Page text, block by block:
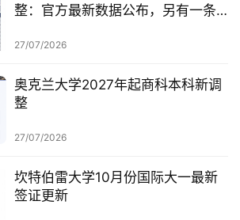
整：官方最新数据公布，另有一条
27/07/2026
奥克兰大学2027年起商科本科新调
整
27/07/2026
坎特伯雷大学10月份国际大一最新
签证更新